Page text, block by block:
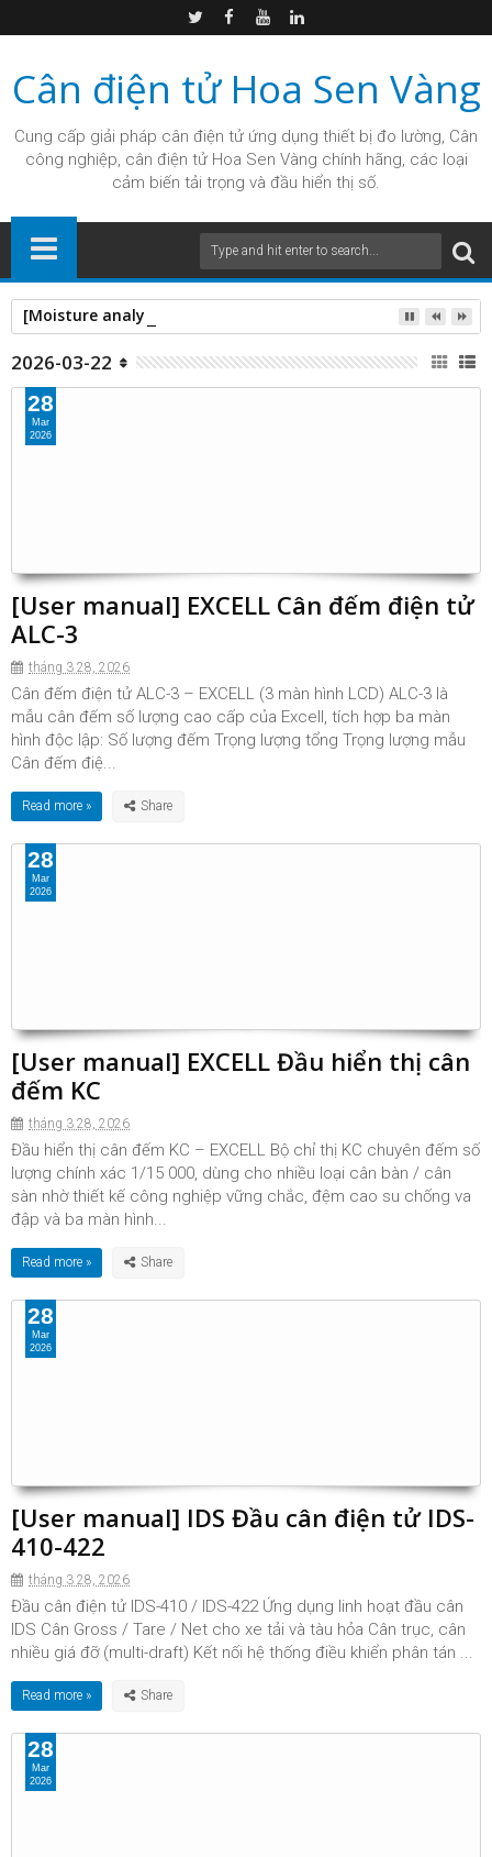
Cân điện tử Hoa Sen Vàng
Cung cấp giải pháp cân điện tử ứng dụng thiết bị đo lường, Cân
công nghiệp, cân điện tử Hoa Sen Vàng chính hãng, các loại
cảm biến tải trọng và đầu hiển thị số.
[Moisture analysis] Cân phân tích ẩm AND MF-50
2026-03-22
[User manual] EXCELL Cân đếm điện tử
ALC-3
tháng 3 28, 2026
Cân đếm điện tử ALC-3 – EXCELL (3 màn hình LCD) ALC-3 là
mẫu cân đếm số lượng cao cấp của Excell, tích hợp ba màn
hình độc lập: Số lượng đếm Trọng lượng tổng Trọng lượng mẫu
Cân đếm điệ...
Read more »
28
Mar
2026
[User manual] EXCELL Đầu hiển thị cân
đếm KC
tháng 3 28, 2026
Đầu hiển thị cân đếm KC – EXCELL Bộ chỉ thị KC chuyên đếm số
lượng chính xác 1/15 000, dùng cho nhiều loại cân bàn / cân
sàn nhờ thiết kế công nghiệp vững chắc, đệm cao su chống va
đập và ba màn hình...
Read more »
28
Mar
2026
[User manual] IDS Đầu cân điện tử IDS-
410-422
tháng 3 28, 2026
Đầu cân điện tử IDS-410 / IDS-422 Ứng dụng linh hoạt đầu cân
IDS Cân Gross / Tare / Net cho xe tải và tàu hỏa Cân trục, cân
nhiều giá đỡ (multi-draft) Kết nối hệ thống điều khiển phân tán ...
Read more »
28
Mar
2026
28
Mar
2026